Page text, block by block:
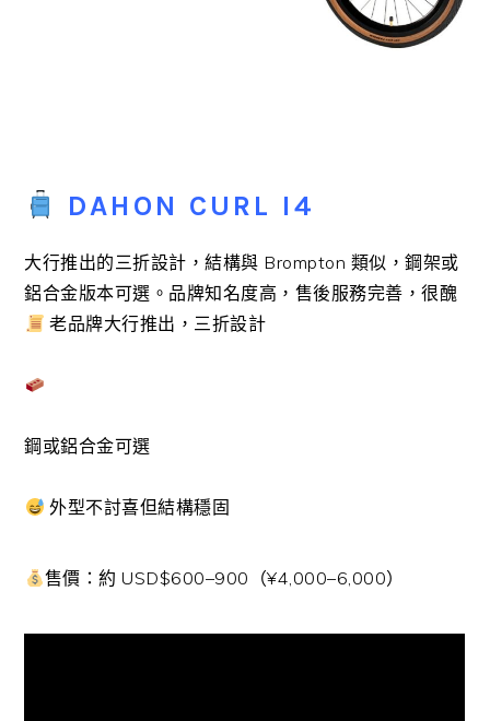
DAHON CURL I4
大行推出的三折設計，結構與 Brompton 類似，鋼架或
鋁合金版本可選。品牌知名度高，售後服務完善，很醜
老品牌大行推出，三折設計
鋼或鋁合金可選
外型不討喜但結構穩固
售價：約 USD$600–900（¥4,000–6,000）